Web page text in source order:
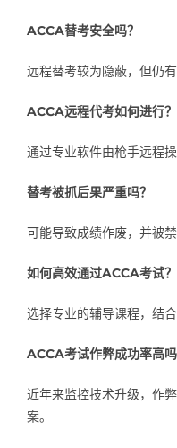
ACCA替考安全吗？
远程替考较为隐蔽，但仍
ACCA远程代考如何进行？
通过专业软件由枪手远程
替考被抓后果严重吗？
可能导致成绩作废，并被禁
如何高效通过ACCA考试？
选择专业的辅导课程，结
ACCA考试作弊成功率高吗
近年来监控技术升级，作
案。